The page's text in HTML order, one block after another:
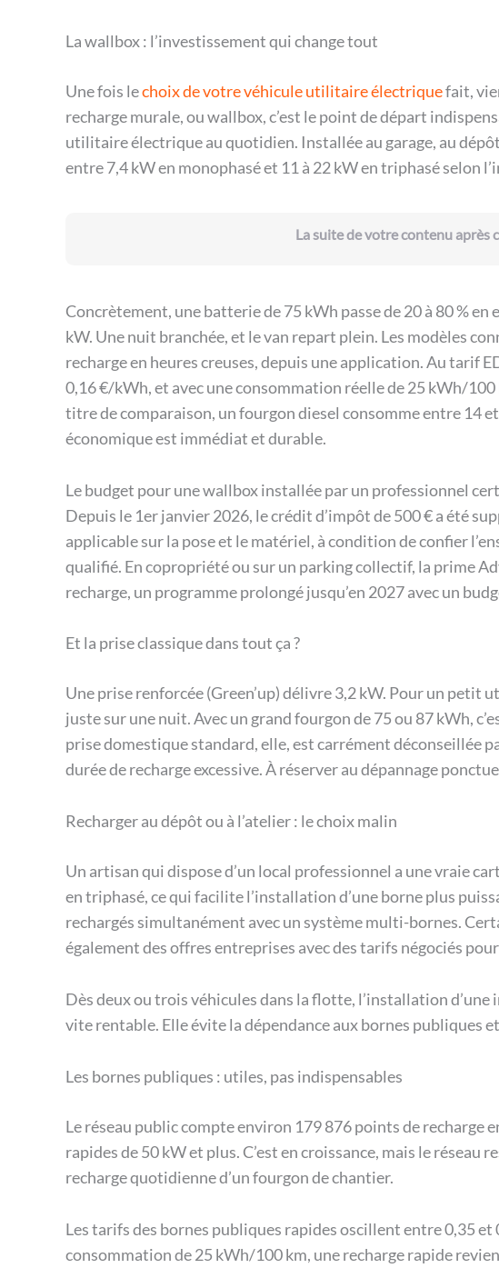
La wallbox : l’investissement qui change tout
Une fois lechoix de votre véhicule utilitaire électriquefait,
recharge murale, ou wallbox, c’est le point de départ
utilitaire électrique au quotidien. Installée au garage, au
entre 7,4 kW en monophasé et 11 à 22 kW en triphasé selon
La suite de votre contenu après
Concrètement, une batterie de 75 kWh passe de 20 à 80 % en
kW. Une nuit branchée, et le van repart plein. Les modèles
recharge en heures creuses, depuis une application. Au tarif
0,16 €/kWh, et avec une consommation réelle de 25 kWh/
titre de comparaison, un fourgon diesel consomme entre 14 et
économique est immédiat et durable.
Le budget pour une wallbox installée par un professionnel
Depuis le 1er janvier 2026, le crédit d’impôt de 500 € a été
applicable sur la pose et le matériel, à condition de confier
qualifié. En copropriété ou sur un parking collectif, la prime
recharge, un programme prolongé jusqu’en 2027 avec un
Et la prise classique dans tout ça ?
Une prise renforcée (Green’up) délivre 3,2 kW. Pour un petit
juste sur une nuit. Avec un grand fourgon de 75 ou 87 kWh,
prise domestique standard, elle, est carrément déconseillée
durée de recharge excessive. À réserver au dépannage
Recharger au dépôt ou à l’atelier : le choix malin
Un artisan qui dispose d’un local professionnel a une vraie
en triphasé, ce qui facilite l’installation d’une borne plus
rechargés simultanément avec un système multi-bornes.
également des offres entreprises avec des tarifs négociés
Dès deux ou trois véhicules dans la flotte, l’installation
vite rentable. Elle évite la dépendance aux bornes publiques
Les bornes publiques : utiles, pas indispensables
Le réseau public compte environ 179 876 points de recharge
rapides de 50 kW et plus. C’est en croissance, mais le réseau
recharge quotidienne d’un fourgon de chantier.
Les tarifs des bornes publiques rapides oscillent entre 0,35
consommation de 25 kWh/100 km, une recharge rapide